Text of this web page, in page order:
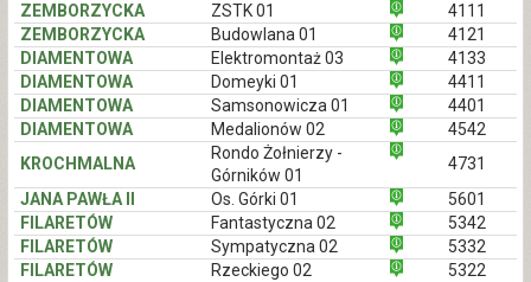
ZEMBORZYCKA
ZSTK 01
4111
ZEMBORZYCKA
Budowlana 01
4121
DIAMENTOWA
Elektromontaż 03
4133
DIAMENTOWA
Domeyki 01
4411
DIAMENTOWA
Samsonowicza 01
4401
DIAMENTOWA
Medalionów 02
4542
KROCHMALNA
Rondo Żołnierzy -
Górników 01
4731
JANA PAWŁA II
Os. Górki 01
5601
FILARETÓW
Fantastyczna 02
5342
FILARETÓW
Sympatyczna 02
5332
FILARETÓW
Rzeckiego 02
5322